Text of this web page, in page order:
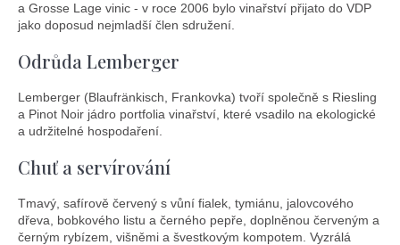
a Grosse Lage vinic - v roce 2006 bylo vinařství přijato do VDP
jako doposud nejmladší člen sdružení.
Odrůda Lemberger
Lemberger (Blaufränkisch, Frankovka) tvoří společně s Riesling
a Pinot Noir jádro portfolia vinařství, které vsadilo na ekologické
a udržitelné hospodaření.
Chuť a servírování
Tmavý, safírově červený s vůní fialek, tymiánu, jalovcového
dřeva, bobkového listu a černého pepře, doplněnou červeným a
černým rybízem, višněmi a švestkovým kompotem. Vyzrálá